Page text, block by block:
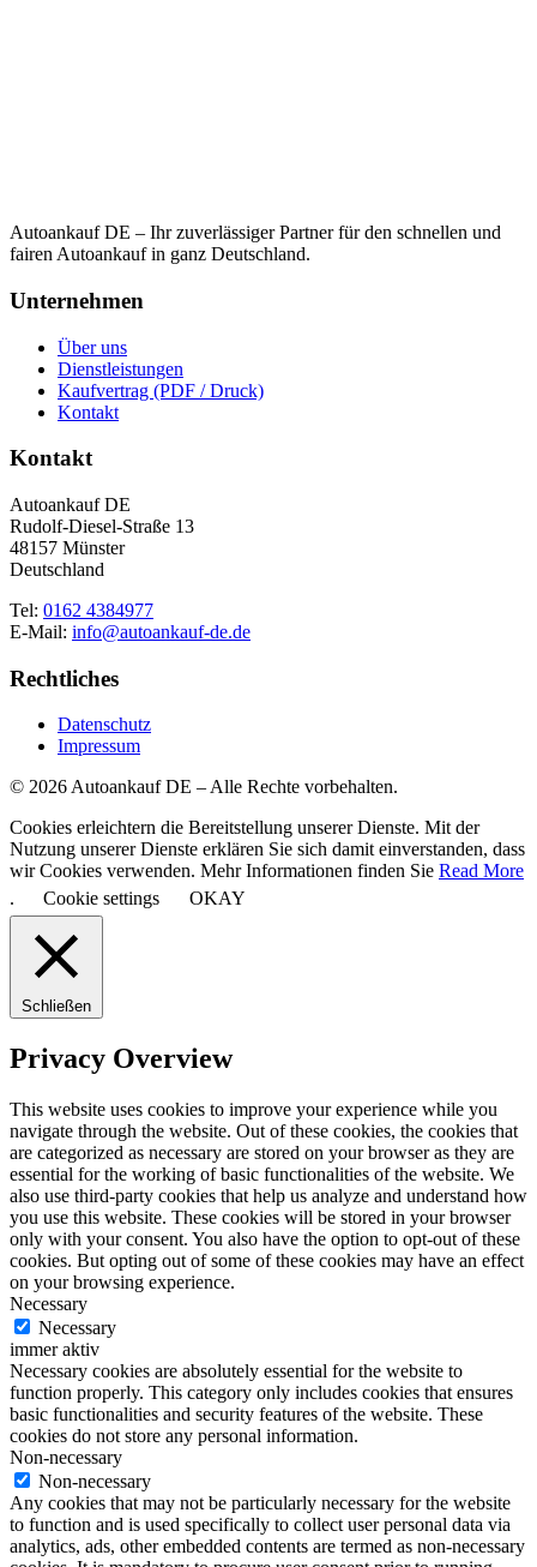
Autoankauf DE – Ihr zuverlässiger Partner für den schnellen und
fairen Autoankauf in ganz Deutschland.
Unternehmen
Über uns
Dienstleistungen
Kaufvertrag (PDF / Druck)
Kontakt
Kontakt
Autoankauf DE
Rudolf-Diesel-Straße 13
48157 Münster
Deutschland
Tel: 0162 4384977
E-Mail: info@autoankauf-de.de
Rechtliches
Datenschutz
Impressum
© 2026 Autoankauf DE – Alle Rechte vorbehalten.
Cookies erleichtern die Bereitstellung unserer Dienste. Mit der
Nutzung unserer Dienste erklären Sie sich damit einverstanden, dass
wir Cookies verwenden. Mehr Informationen finden Sie Read More
.
Cookie settings OKAY
Schließen
Privacy Overview
This website uses cookies to improve your experience while you
navigate through the website. Out of these cookies, the cookies that
are categorized as necessary are stored on your browser as they are
essential for the working of basic functionalities of the website. We
also use third-party cookies that help us analyze and understand how
you use this website. These cookies will be stored in your browser
only with your consent. You also have the option to opt-out of these
cookies. But opting out of some of these cookies may have an effect
on your browsing experience.
Necessary
Necessary
immer aktiv
Necessary cookies are absolutely essential for the website to
function properly. This category only includes cookies that ensures
basic functionalities and security features of the website. These
cookies do not store any personal information.
Non-necessary
Non-necessary
Any cookies that may not be particularly necessary for the website
to function and is used specifically to collect user personal data via
analytics, ads, other embedded contents are termed as non-necessary